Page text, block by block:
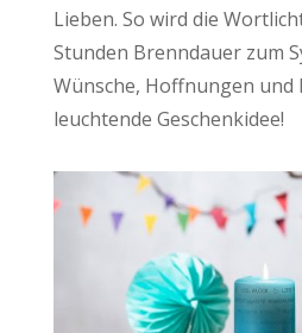
Lieben. So wird die
Stunden Brenndauer zum
Wünsche, Hoffnungen und
leuchtende Geschenkidee!